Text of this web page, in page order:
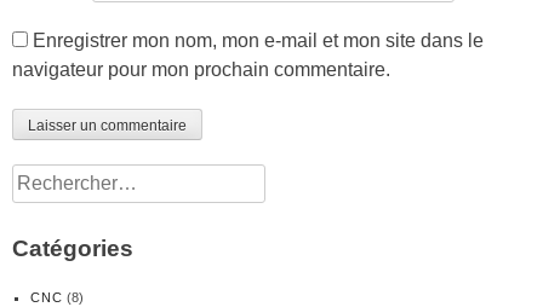
Enregistrer mon nom, mon e-mail et mon site dans le
navigateur pour mon prochain commentaire.
Rechercher :
Catégories
CNC (8)